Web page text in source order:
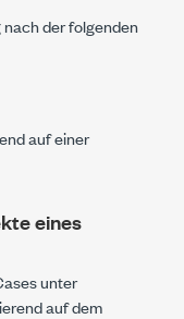
der folgenden
auf einer
eines
unter
auf dem